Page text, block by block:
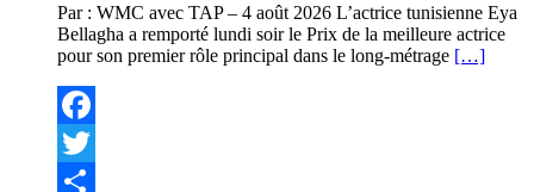
Par : WMC avec TAP – 4 août 2026 L’actrice tunisienne Eya
Bellagha a remporté lundi soir le Prix de la meilleure actrice
pour son premier rôle principal dans le long-métrage […]
Facebook
Twitter